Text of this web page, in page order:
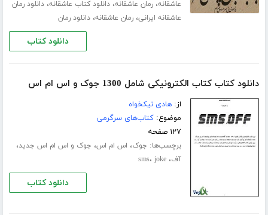
عاشقانه،رمان عاشقانه،دانلود کتاب عاشقانه،دانلود رمان
عاشقانه ایرانی،رمان عاشقانه،دانلود رمان
دانلود کتاب
دانلود کتاب کتاب الکترونیکی شامل 1300 جوک و اس ام اس
از:هادی نیکخواه
موضوع:کتاب‌های سرگرمی
۱۲۷ صفحه
برچسب‌ها: جوک، اس ام اس، جوک و اس ام اس جدید،
آف، sms، joke
دانلود کتاب